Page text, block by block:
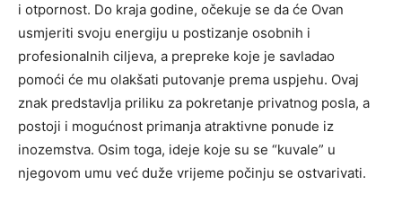
i otpornost. Do kraja godine, očekuje se da će Ovan
usmjeriti svoju energiju u postizanje osobnih i
profesionalnih ciljeva, a prepreke koje je savladao
pomoći će mu olakšati putovanje prema uspjehu. Ovaj
znak predstavlja priliku za pokretanje privatnog posla, a
postoji i mogućnost primanja atraktivne ponude iz
inozemstva. Osim toga, ideje koje su se “kuvale” u
njegovom umu već duže vrijeme počinju se ostvarivati.